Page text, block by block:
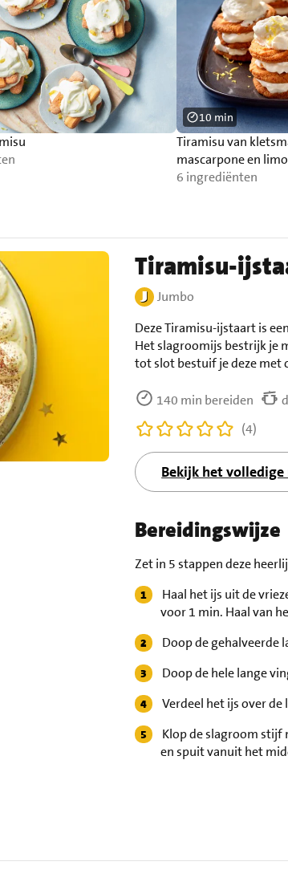
Tiramisu van
mascarpone en
6 ingrediënten
10 min
Tiramisu-
Jumbo
Deze Tiramisu-ijstaart is
Het slagroomijs bestrijk je
tot slot bestuif je deze met
140 min bereiden
(4)
Bekijk het volledige
Bereidingswijze
Zet in 5 stappen deze
Haal het ijs uit de
voor 1 min. Haal van
Doop de gehalveerde
Doop de hele lange
Verdeel het ijs over
Klop de slagroom stijf
en spuit vanuit het